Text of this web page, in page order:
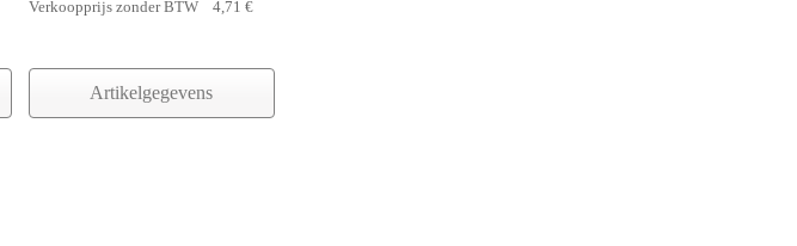
Verkoopprijs zonder BTW
4,71 €
Artikelgegevens